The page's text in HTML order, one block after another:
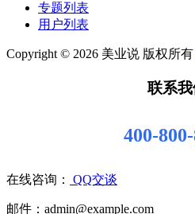
专题列表
用户列表
Copyright © 2026 美业说 版权所有
联系我
400-
在线咨询： QQ交谈
邮件：admin@example.com